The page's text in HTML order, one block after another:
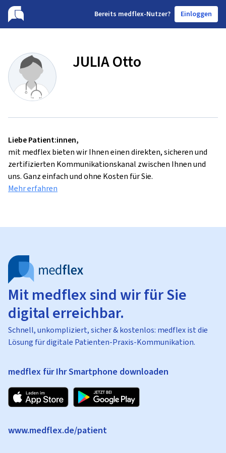
Bereits medflex-Nutzer? Einloggen
JULIA Otto
Liebe Patient:innen,
mit medflex bieten wir Ihnen einen direkten, sicheren und
zertifizierten Kommunikationskanal zwischen Ihnen und
uns. Ganz einfach und ohne Kosten für Sie.
Mehr erfahren
Mit medflex sind wir für Sie
digital erreichbar.
Schnell, unkompliziert, sicher & kostenlos: medflex ist die
Lösung für digitale Patienten-Praxis-Kommunikation.
medflex für Ihr Smartphone downloaden
www.medflex.de/patient